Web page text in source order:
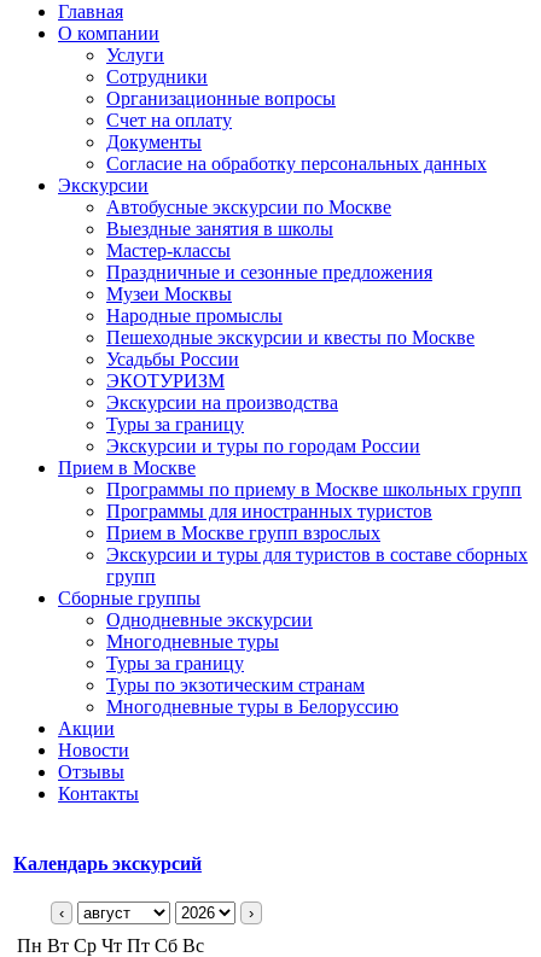
Главная
О компании
Услуги
Сотрудники
Организационные вопросы
Счет на оплату
Документы
Согласие на обработку персональных данных
Экскурсии
Автобусные экскурсии по Москве
Выездные занятия в школы
Мастер-классы
Праздничные и сезонные предложения
Музеи Москвы
Народные промыслы
Пешеходные экскурсии и квесты по Москве
Усадьбы России
ЭКОТУРИЗМ
Экскурсии на производства
Туры за границу
Экскурсии и туры по городам России
Прием в Москве
Программы по приему в Москве школьных групп
Программы для иностранных туристов
Прием в Москве групп взрослых
Экскурсии и туры для туристов в составе сборных
групп
Сборные группы
Однодневные экскурсии
Многодневные туры
Туры за границу
Туры по экзотическим странам
Многодневные туры в Белоруссию
Акции
Новости
Отзывы
Контакты
Календарь экскурсий
‹ ›
Пн Вт Ср Чт Пт Сб Вс